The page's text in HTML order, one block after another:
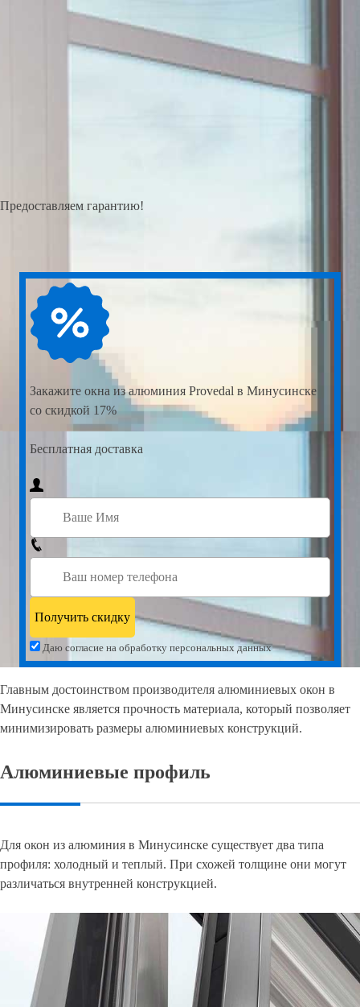
Предоставляем гарантию!
Закажите окна из алюминия Provedal в Минусинске
со скидкой 17%
Бесплатная доставка
Даю согласие на обработку персональных данных
Главным достоинством производителя алюминиевых окон в
Минусинске является прочность материала, который позволяет
минимизировать размеры алюминиевых конструкций.
Алюминиевые профиль
Для окон из алюминия в Минусинске существует два типа
профиля: холодный и теплый. При схожей толщине они могут
различаться внутренней конструкцией.